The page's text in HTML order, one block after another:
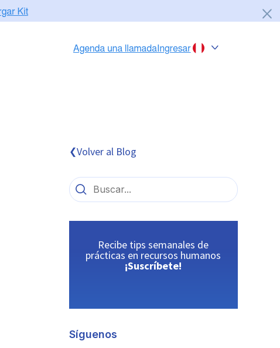
México
❮Volver al Blog
Recibe tips semanales de
prácticas en recursos humanos
¡Suscríbete!
Síguenos